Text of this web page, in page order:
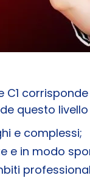
C1
questo
e complessi;
e in modo